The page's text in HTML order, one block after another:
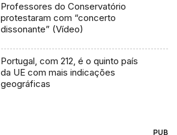
Professores do Conservatório
protestaram com “concerto
dissonante” (Vídeo)
Portugal, com 212, é o quinto país
da UE com mais indicações
geográficas
PUB